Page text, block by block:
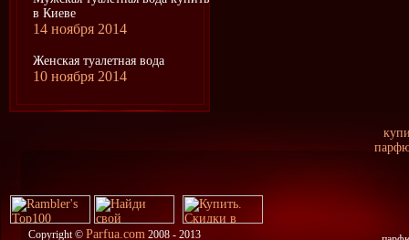
в Киеве
14 ноября 2014
Женская туалетная вода
10 ноября 2014
Copyright © Parfua.com 2008 - 2013